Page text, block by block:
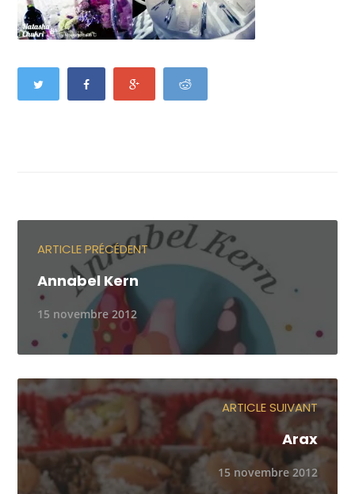
ARTICLE PRÉCÉDENT
Annabel Kern
15 novembre 2012
ARTICLE SUIVANT
Arax
15 novembre 2012